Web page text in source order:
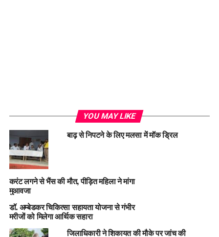
YOU MAY LIKE
बाढ़ से निपटने के लिए मलसा में मॉक ड्रिल
करंट लगने से भैंस की मौत, पीड़ित महिला ने मांगा
मुआवजा
डॉ. अम्बेडकर चिकित्सा सहायता योजना से गंभीर
मरीजों को मिलेगा आर्थिक सहारा
जिलाधिकारी ने शिकायत की मौके पर जांच की